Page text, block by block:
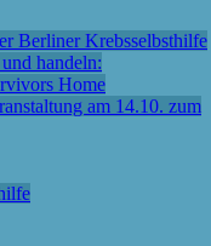
Berliner Krebsselbsthilfe
handeln:
Home
am 14.10. zum